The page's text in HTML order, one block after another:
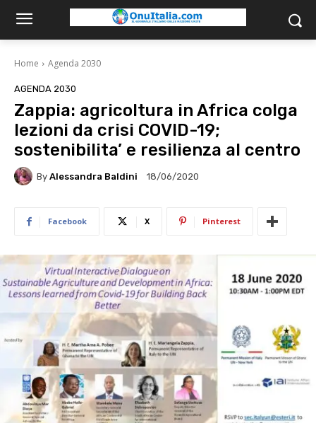
Home Agenda 2030
AGENDA 2030
Zappia: agricoltura in Africa colga
lezioni da crisi COVID-19;
sostenibilita’ e resilienza al centro
By Alessandra Baldini 18/06/2020
Facebook X Pinterest